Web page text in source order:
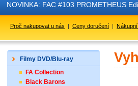
NOVINKA: FAC #103 PROMETHEUS
Proč nakupovat u nás | Ceny doručení |
Filmy DVD/Blu-ray
FA Collection
Black Barons